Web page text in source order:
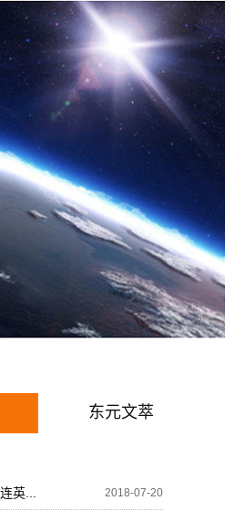
东元文萃
2018-07-20
英...